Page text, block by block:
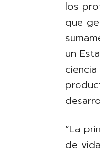
los
que
un
“La
de